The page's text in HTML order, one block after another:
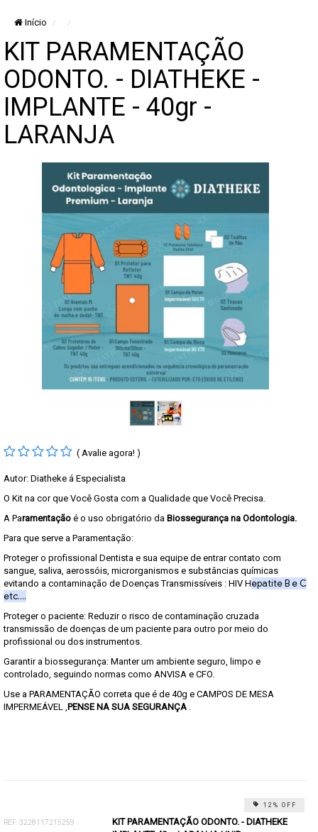
Início
KIT PARAMENTAÇÃO
ODONTO. - DIATHEKE -
IMPLANTE - 40gr -
LARANJA
( Avalie agora! )
Autor: Diatheke á Especialista
O Kit na cor que Você Gosta com a Qualidade que Você Precisa.
A Paramentação é o uso obrigatório da Biossegurança na Odontologia.
Para que serve a Paramentação:
Proteger o profissional Dentista e sua equipe de entrar contato com
sangue, saliva, aerossóis, microrganismos e substâncias químicas
evitando a contaminação de Doenças Transmissíveis : HIV Hepatite B e C
etc....
Proteger o paciente: Reduzir o risco de contaminação cruzada
transmissão de doenças de um paciente para outro por meio do
profissional ou dos instrumentos.
Garantir a biossegurança: Manter um ambiente seguro, limpo e
controlado, seguindo normas como ANVISA e CFO.
Use a PARAMENTAÇÃO correta que é de 40g e CAMPOS DE MESA
IMPERMEÁVEL ,PENSE NA SUA SEGURANÇA .
12% OFF
REF: 3228117215259
KIT PARAMENTAÇÃO ODONTO. - DIATHEKE